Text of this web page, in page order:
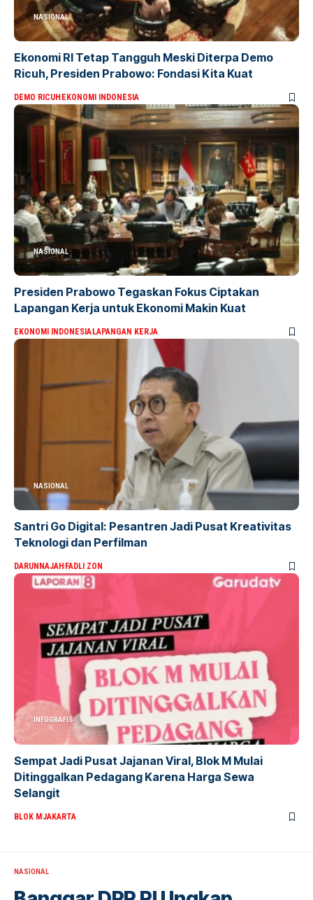
NASIONAL
Ekonomi RI Tetap Tangguh Meski Diterpa Demo
Ricuh, Presiden Prabowo: Fondasi Kita Kuat
DEMO RICUHEKONOMI INDONESIA
NASIONAL
Presiden Prabowo Tegaskan Fokus Ciptakan
Lapangan Kerja untuk Ekonomi Makin Kuat
EKONOMI INDONESIALAPANGAN KERJA
NASIONAL
Santri Go Digital: Pesantren Jadi Pusat Kreativitas
Teknologi dan Perfilman
DARUNNAJAHFADLI ZON
INFOGRAFIS
Sempat Jadi Pusat Jajanan Viral, Blok M Mulai
Ditinggalkan Pedagang Karena Harga Sewa
Selangit
BLOK MJAKARTA
NASIONAL